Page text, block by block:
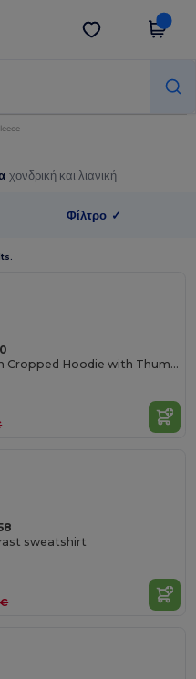
Λήψη app
χονδρική και λιανική
Φίλτρο ✓
Organic Cotton Cropped Hoodie with Thumbhole Cuffs
sweatshirt
€